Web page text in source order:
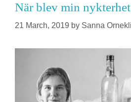
När blev min
21 March, 2019 by Sanna